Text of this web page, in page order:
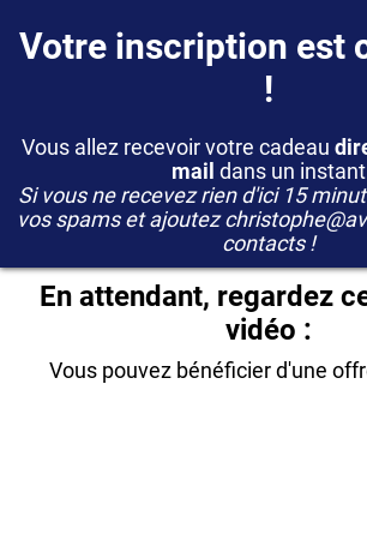
Votre inscription est
!
Vous allez recevoir votre cadeau
mail dans un instant
Si vous ne recevez rien d'ici 15
vos spams et ajoutez
contacts !
En attendant, regardez
vidéo :
Vous pouvez bénéficier d'une